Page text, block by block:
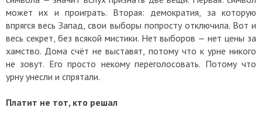
может их и проиграть. Вторая: демократия, за которую
впрягся весь Запад, свои выборы попросту отключила. Вот и
весь секрет, без всякой мистики. Нет выборов — нет цены за
хамство. Дома счёт не выставят, потому что к урне никого
не зовут. Его просто некому переголосовать. Потому что
урну унесли и спрятали.
Платит не тот, кто решал